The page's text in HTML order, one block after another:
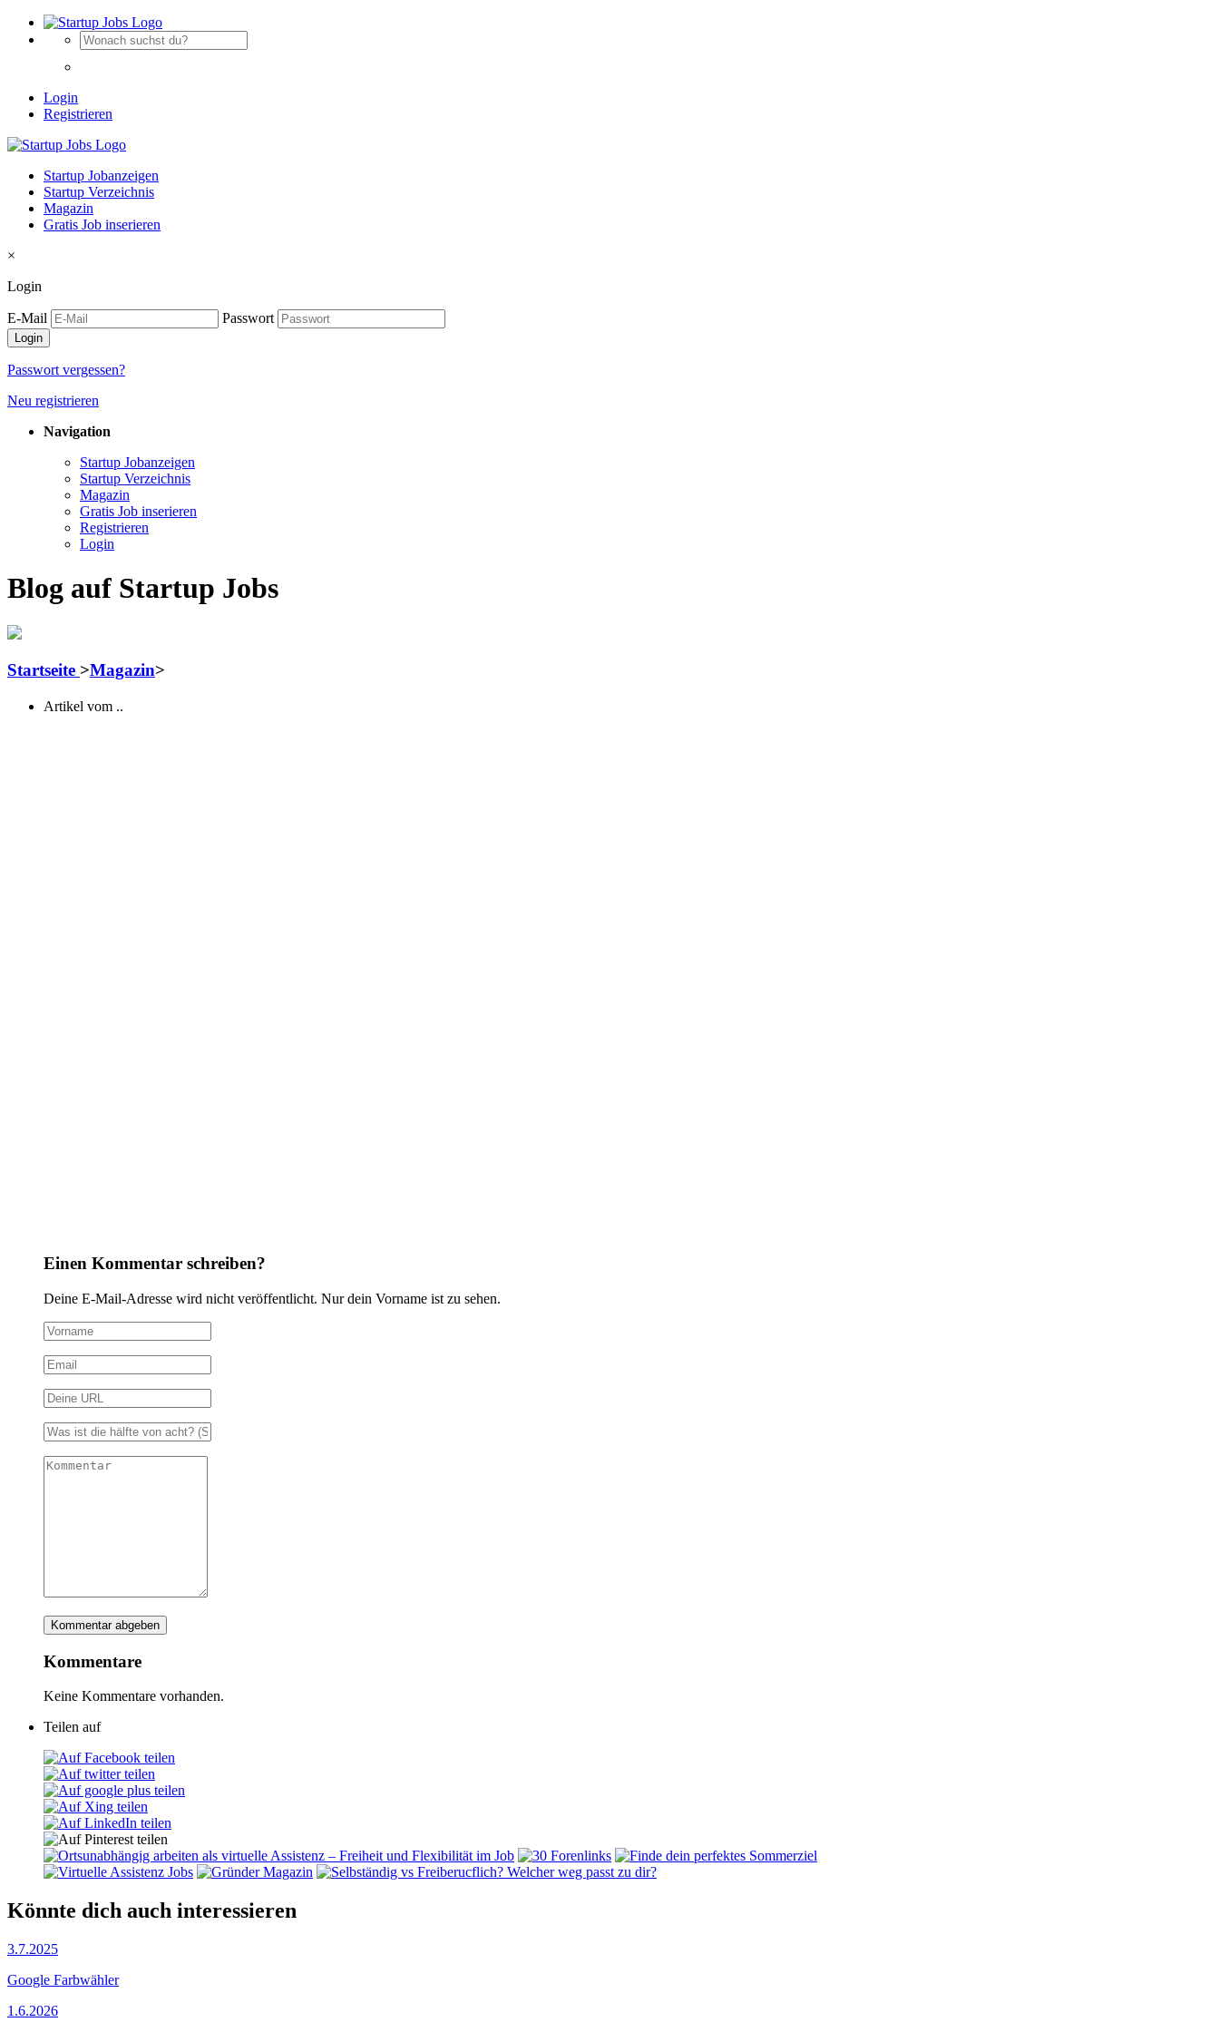
Login
Registrieren
Startup Jobanzeigen
Startup Verzeichnis
Magazin
Gratis Job inserieren
×
Login
E-Mail Passwort
Passwort vergessen?
Neu registrieren
Navigation
Startup Jobanzeigen
Startup Verzeichnis
Magazin
Gratis Job inserieren
Registrieren
Login
Blog auf Startup Jobs
Startseite >Magazin>
Artikel vom ..
Einen Kommentar schreiben?
Deine E-Mail-Adresse wird nicht veröffentlicht. Nur dein Vorname ist zu sehen.
Kommentare
Keine Kommentare vorhanden.
Teilen auf
Könnte dich auch interessieren
3.7.2025
Google Farbwähler
1.6.2026